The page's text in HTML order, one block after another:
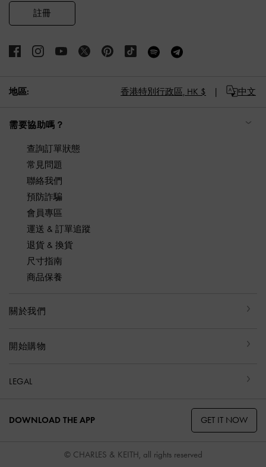
註冊
地區: 香港特別行政區, HK $ 中文
需要協助嗎？
查詢訂單狀態
常見問題
聯絡我們
預防詐騙
會員專區
運送 & 訂單追蹤
退貨 & 換貨
尺寸指南
商品保養
關於我們
開始購物
LEGAL
DOWNLOAD THE APP GET IT NOW
© CHARLES & KEITH, all rights reserved